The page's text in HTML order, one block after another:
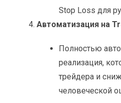
Stop Loss для
Автоматизация на
Полностью
реализация,
трейдера и
человеческой